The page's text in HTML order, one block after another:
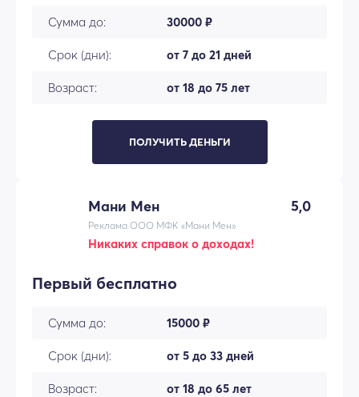
Сумма до: 30000 ₽
Срок (дни): от 7 до 21 дней
Возраст: от 18 до 75 лет
ПОЛУЧИТЬ ДЕНЬГИ
Мани Мен 5,0
Реклама ООО МФК «Мани Мен»
Никаких справок о доходах!
Первый бесплатно
Сумма до: 15000 ₽
Срок (дни): от 5 до 33 дней
Возраст: от 18 до 65 лет